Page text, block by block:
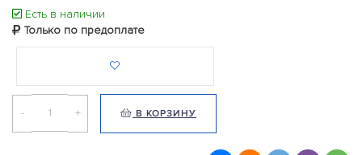
Есть в наличии
Только по предоплате
- + В КОРЗИНУ